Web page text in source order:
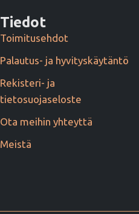
Tiedot
Toimitusehdot
Palautus- ja hyvityskäytäntö
Rekisteri- ja
tietosuojaseloste
Ota meihin yhteyttä
Meistä